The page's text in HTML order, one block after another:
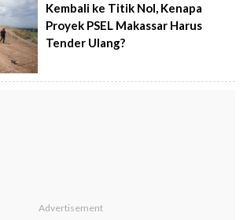
Kembali ke Titik Nol, Kenapa
Proyek PSEL Makassar Harus
Tender Ulang?